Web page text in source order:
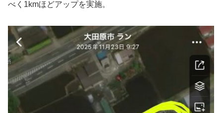
べく1kmほどアップを実施。